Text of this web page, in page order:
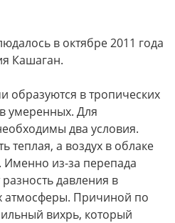
в октябре 2011 года
Кашаган.
в тропических
умеренных. Для
два условия.
теплая, а воздух в облаке
из-за перепада
давления в
атмосферы. Причиной по
вихрь, который